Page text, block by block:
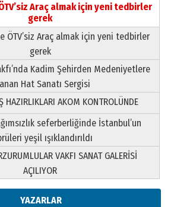
Araç almak için yeni tedbirler
gerek
ÖTV’siz Araç almak için yeni tedbirler
gerek
Kadim Şehirden Medeniyetlere
Hat Sanatı Sergisi
AKOM KONTROLÜNDE
seferberliğinde İstanbul’un
yeşil ışıklandırıldı
VAKFI SANAT GALERİSİ
AÇILIYOR
YAZARLAR
Yeri
Gündoğdu
ÜÇ KIZI
2026 Perşembe
Sebahattin Şirin’e
2026 Pazartesi